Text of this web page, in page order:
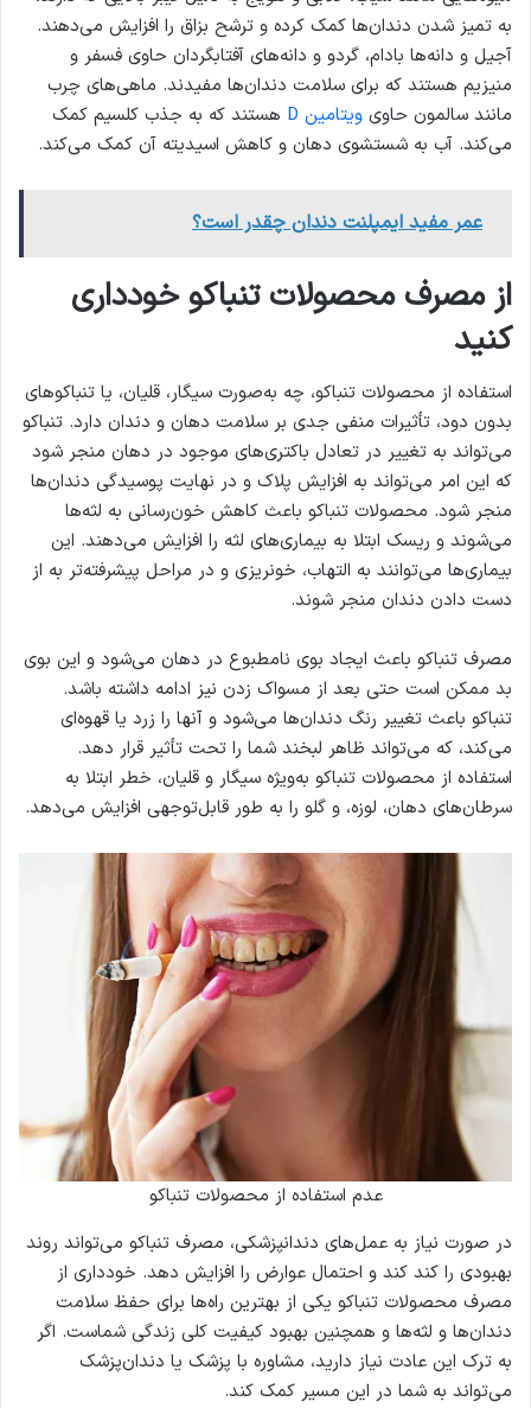
به تمیز شدن دندان‌ها کمک کرده و ترشح بزاق را افزایش می‌دهند.
آجیل و دانه‌ها بادام، گردو و دانه‌های آفتابگردان حاوی فسفر و
منیزیم هستند که برای سلامت دندان‌ها مفیدند. ماهی‌های چرب
مانند سالمون حاوی ویتامین D
هستند که به جذب کلسیم کمک
می‌کند. آب به شستشوی دهان و کاهش اسیدیته آن کمک می‌کند.
عمر مفید ایمپلنت دندان چقدر است؟
از مصرف محصولات تنباکو خودداری
کنید
استفاده از محصولات تنباکو، چه به‌صورت سیگار، قلیان، یا تنباکوهای
بدون دود، تأثیرات منفی جدی بر سلامت دهان و دندان دارد. تنباکو
می‌تواند به تغییر در تعادل باکتری‌های موجود در دهان منجر شود
که این امر می‌تواند به افزایش پلاک و در نهایت پوسیدگی دندان‌ها
منجر شود. محصولات تنباکو باعث کاهش خون‌رسانی به لثه‌ها
می‌شوند و ریسک ابتلا به بیماری‌های لثه را افزایش می‌دهند. این
بیماری‌ها می‌توانند به التهاب، خونریزی و در مراحل پیشرفته‌تر به از
دست دادن دندان منجر شوند.
مصرف تنباکو باعث ایجاد بوی نامطبوع در دهان می‌شود و این بوی
بد ممکن است حتی بعد از مسواک زدن نیز ادامه داشته باشد.
تنباکو باعث تغییر رنگ دندان‌ها می‌شود و آنها را زرد یا قهوه‌ای
می‌کند، که می‌تواند ظاهر لبخند شما را تحت تأثیر قرار دهد.
استفاده از محصولات تنباکو به‌ویژه سیگار و قلیان، خطر ابتلا به
سرطان‌های دهان، لوزه، و گلو را به طور قابل‌توجهی افزایش می‌دهد.
عدم استفاده از محصولات تنباکو
در صورت نیاز به عمل‌های دندانپزشکی، مصرف تنباکو می‌تواند روند
بهبودی را کند کند و احتمال عوارض را افزایش دهد. خودداری از
مصرف محصولات تنباکو یکی از بهترین راه‌ها برای حفظ سلامت
دندان‌ها و لثه‌ها و همچنین بهبود کیفیت کلی زندگی شماست. اگر
به ترک این عادت نیاز دارید، مشاوره با پزشک یا دندان‌پزشک
می‌تواند به شما در این مسیر کمک کند.